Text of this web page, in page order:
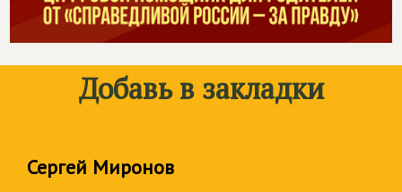
Добавь в закладки
Сергей Миронов